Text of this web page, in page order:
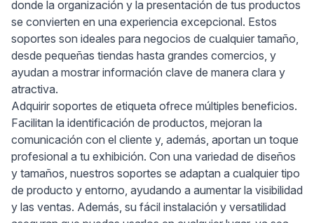
donde la organización y la presentación de tus productos
se convierten en una experiencia excepcional. Estos
soportes son ideales para negocios de cualquier tamaño,
desde pequeñas tiendas hasta grandes comercios, y
ayudan a mostrar información clave de manera clara y
atractiva.
Adquirir soportes de etiqueta ofrece múltiples beneficios.
Facilitan la identificación de productos, mejoran la
comunicación con el cliente y, además, aportan un toque
profesional a tu exhibición. Con una variedad de diseños
y tamaños, nuestros soportes se adaptan a cualquier tipo
de producto y entorno, ayudando a aumentar la visibilidad
y las ventas. Además, su fácil instalación y versatilidad